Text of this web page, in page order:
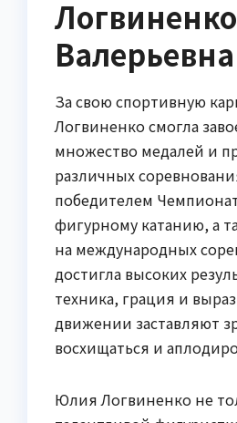
Валерьевна
За свою спортивную
Логвиненко смогла
множество медалей и
различных
победителем
фигурному катанию, а
на международных
достигла высоких
техника, грация и
движении заставляют
восхищаться и
Юлия Логвиненко не